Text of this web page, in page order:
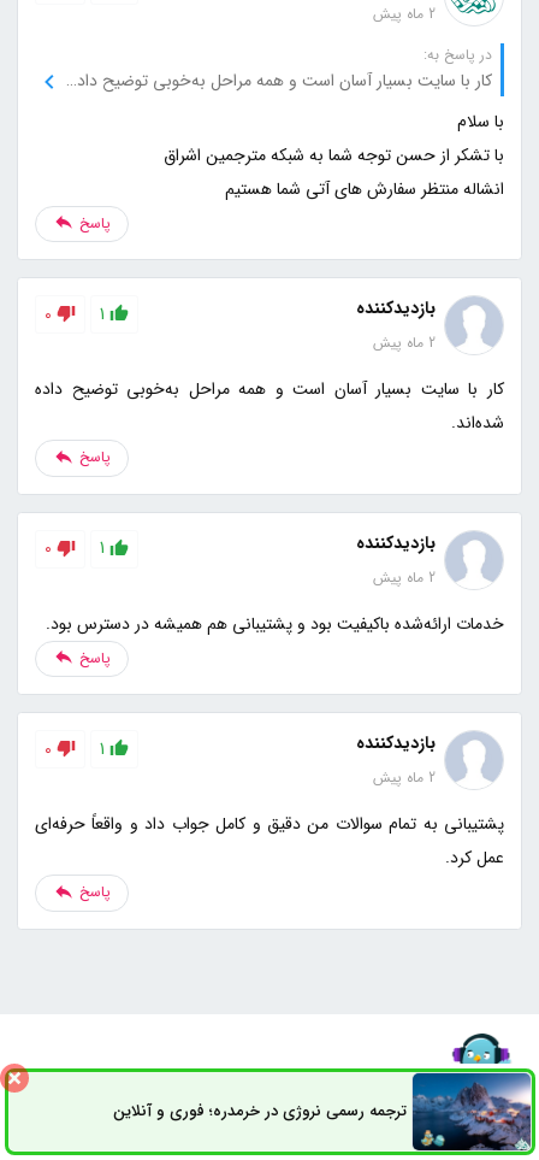
2 ماه پیش
در پاسخ به:
کار با سایت بسیار آسان است و همه مراحل به‌خوبی توضیح داده شده‌اند.
انشاله منتظر سفارش های آتی شما هستیم
پاسخ
بازدیدکننده
2 ماه پیش
1
0
کار با سایت بسیار آسان است و همه مراحل به‌خوبی توضیح داده
شده‌اند.
پاسخ
بازدیدکننده
2 ماه پیش
1
0
خدمات ارائه‌شده باکیفیت بود و پشتیبانی هم همیشه در دسترس بود.
پاسخ
بازدیدکننده
2 ماه پیش
1
0
پشتیبانی به تمام سوالات من دقیق و کامل جواب داد و واقعاً حرفه‌ای
عمل کرد.
پاسخ
مطالب منتخب سردبیر
ترجمه رسمی نروژی در خرمدره؛ فوری و آنلاینثبت سفارش راه های ارتباطی